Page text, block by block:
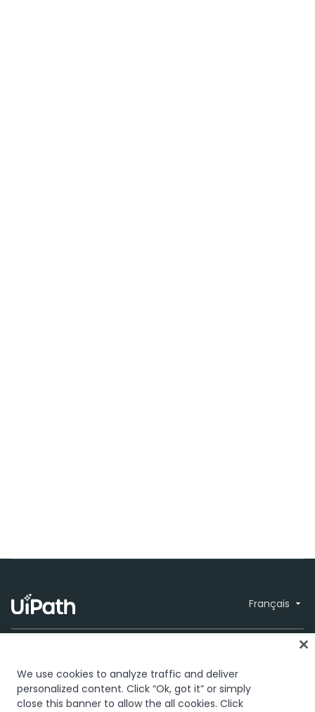
Français
We use cookies to analyze traffic and deliver
personalized content. Click “Ok, got it” or simply
close this banner to allow the all cookies. Click